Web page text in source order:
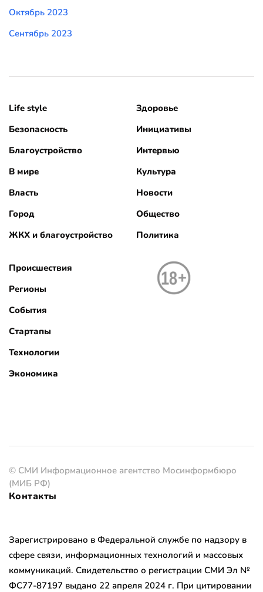
Октябрь 2023
Сентябрь 2023
Life style
Безопасность
Благоустройство
В мире
Власть
Город
ЖКХ и благоустройство
Здоровье
Инициативы
Интервью
Культура
Новости
Общество
Политика
Происшествия
Регионы
События
Стартапы
Технологии
Экономика
© СМИ Информационное агентство Мосинформбюро
(МИБ РФ)
Контакты
Зарегистрировано в Федеральной службе по надзору в
сфере связи, информационных технологий и массовых
коммуникаций. Свидетельство о регистрации СМИ Эл №
ФС77-87197 выдано 22 апреля 2024 г. При цитировании